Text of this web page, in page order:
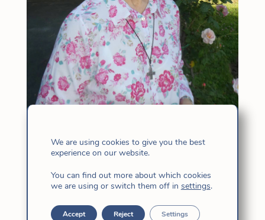
克拉拉·埃查特（Clara Echarte）來自西班牙，因
此來自西班牙-義大利省。 到現在為止，她一直是
總參贊，所以她住在羅馬，在GC之後，她等待被派
We are using cookies to give you the best
experience on our website.
You can find out more about which cookies
we are using or switch them off in settings.
Accept Reject Settings